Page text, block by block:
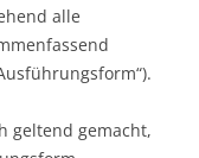
alle
geltend gemacht,